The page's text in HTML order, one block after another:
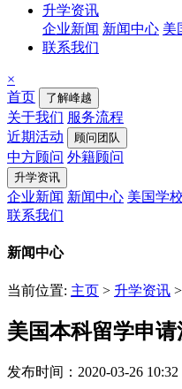
升学资讯
企业新闻 新闻中心 美
联系我们
×
首页
了解峰越
关于我们 服务流程
近期活动
顾问团队
中方顾问 外籍顾问
升学资讯
企业新闻 新闻中心 美国学校
联系我们
新闻中心
当前位置: 主页 > 升学资讯 >
美国本科留学申
发布时间：2020-03-26 10:32